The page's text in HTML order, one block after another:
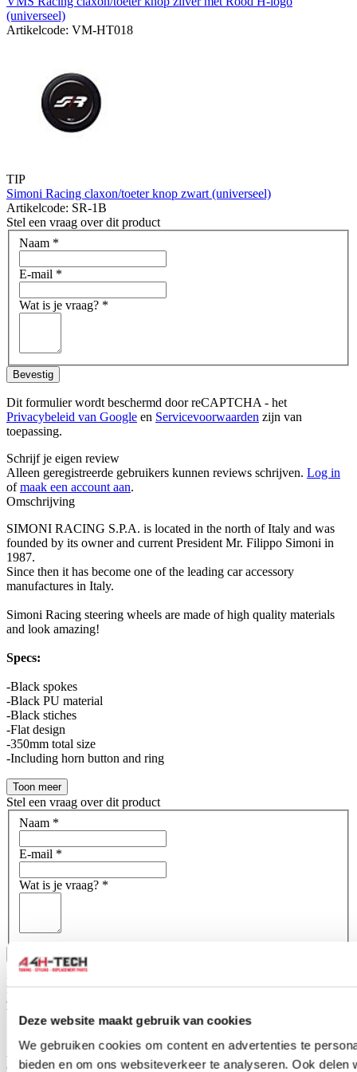
Deze website maakt gebruik van cookies
We gebruiken cookies om content en advertenties te
bieden en om ons websiteverkeer te analyseren. Ook
(universeel)
Artikelcode: VM-HT018
TIP
Simoni Racing claxon/toeter knop zwart (universeel)
Artikelcode: SR-1B
Stel een vraag over dit product
Naam *
E-mail *
Wat is je vraag? *
Bevestig
Dit formulier wordt beschermd door reCAPTCHA - het
Privacybeleid van Google en Servicevoorwaarden zijn van
toepassing.
Schrijf je eigen review
Alleen geregistreerde gebruikers kunnen reviews schrijven. Log in
ofmaak een account aan.
Omschrijving
SIMONI RACING S.P.A. is located in the north of Italy and was
founded by its owner and current President Mr. Filippo Simoni in
1987.
Since then it has become one of the leading car accessory
manufactures in Italy.
Simoni Racing steering wheels are made of high quality materials
and look amazing!
Specs:
-Black spokes
-Black PU material
-Black stiches
-Flat design
-350mm total size
-Including horn button and ring
Toon meer
Stel een vraag over dit product
Naam *
E-mail *
Wat is je vraag? *
Bevestig
Dit formulier wordt beschermd door reCAPTCHA - het
Privacybeleid van Google
toepassing.
Schrijf je eigen review
Alleen geregistreerde gebruikers kunnen reviews schrijven.Log in
ofmaak een account aan.